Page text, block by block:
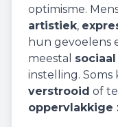
optimisme.
artistiek,
hun gevoelens
meestal sociaal
instelling.
verstrooid of
oppervlakkige